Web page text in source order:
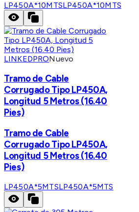
LP450A*10MTSLP450A*10MTS
LINKEDPRONuevo
Tramo de Cable
Corrugado Tipo LP450A,
Longitud 5 Metros (16.40
Pies)
Tramo de Cable
Corrugado Tipo LP450A,
Longitud 5 Metros (16.40
Pies)
LP450A*5MTSLP450A*5MTS